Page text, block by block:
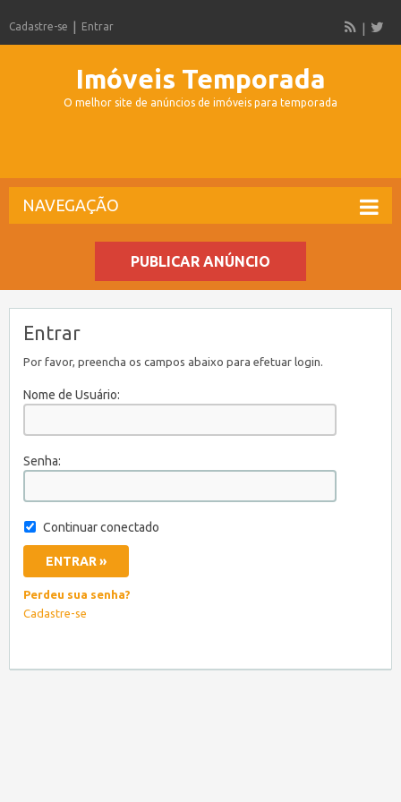
Cadastre-se Entrar
Imóveis Temporada
O melhor site de anúncios de imóveis para temporada
NAVEGAÇÃO
PUBLICAR ANÚNCIO
Entrar
Por favor, preencha os campos abaixo para efetuar login.
Nome de Usuário:
Senha:
Continuar conectado
Perdeu sua senha?
Cadastre-se